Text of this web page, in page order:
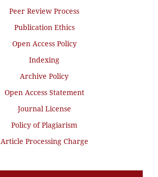
Peer Review Process
Publication Ethics
Open Access Policy
Indexing
Archive Policy
Open Access Statement
Journal License
Policy of Plagiarism
Article Processing Charge